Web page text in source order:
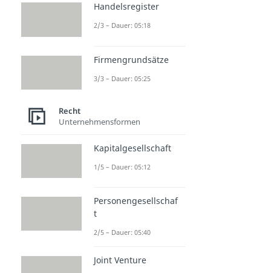
Handelsregister
2/3 – Dauer: 05:18
Firmengrundsätze
3/3 – Dauer: 05:25
Recht
Unternehmensformen
Kapitalgesellschaft
1/5 – Dauer: 05:12
Personengesellschaf
t
2/5 – Dauer: 05:40
Joint Venture